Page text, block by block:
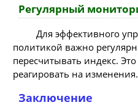
Регулярный
Для эффективного
политикой важно
пересчитывать индекс.
реагировать на изменения.
Заключение